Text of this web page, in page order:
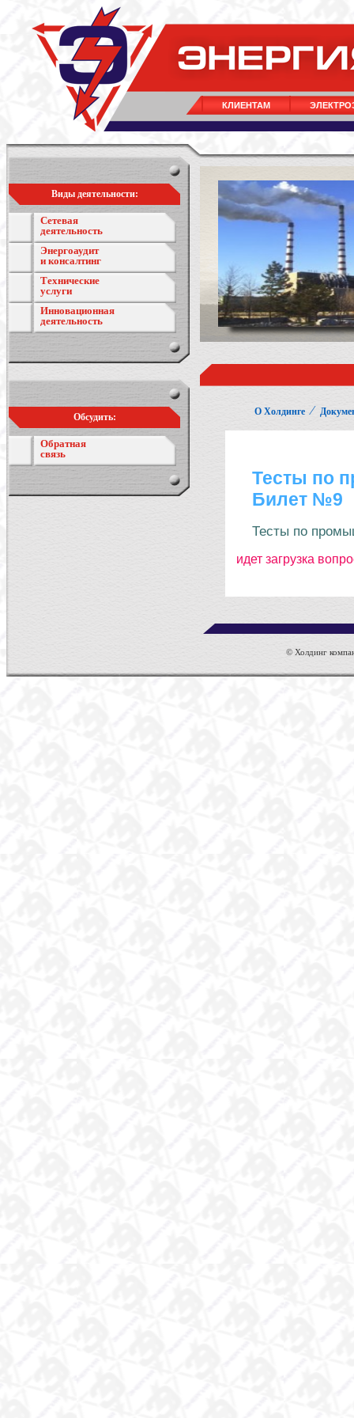
КЛИЕНТАМ
Виды деятельности:
Сетевая
деятельность
Энергоаудит
и консалтинг
Технические
услуги
Инновационная
деятельность
Обсудить:
Обратная
связь
О Холдинге ⁄
© Холдинг